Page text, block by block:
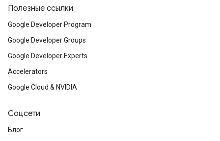
Полезные ссылки
Google Developer Program
Google Developer Groups
Google Developer Experts
Accelerators
Google Cloud & NVIDIA
Соцсети
Блог